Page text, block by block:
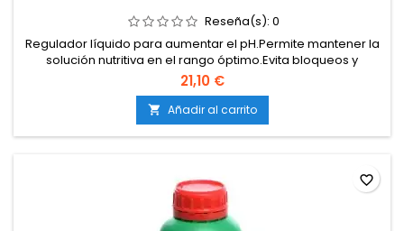
Reseña(s): 0
Regulador líquido para aumentar el pH.Permite mantener la
solución nutritiva en el rango óptimo.Evita bloqueos y
deficiencias de nutrientes.Compatible con cultivos en tierra,
coco e hidroponía.De acción rápida, precisa y estable.
21,10 €
 Añadir al carrito
favorite_border